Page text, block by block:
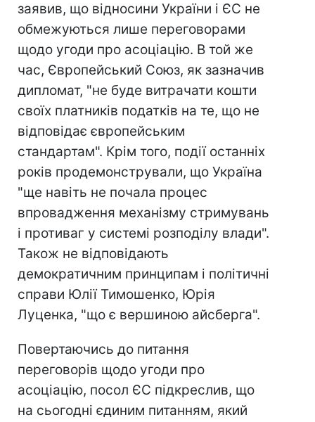
заявив, що відносини України і ЄС не
обмежуються лише переговорами
щодо угоди про асоціацію. В той же
час, Європейський Союз, як зазначив
дипломат, "не буде витрачати кошти
своїх платників податків на те, що не
відповідає європейським
стандартам". Крім того, події останніх
років продемонстрували, що Україна
"ще навіть не почала процес
впровадження механізму стримувань
і противаг у системі розподілу влади".
Також не відповідають
демократичним принципам і політичні
справи Юлії Тимошенко, Юрія
Луценка, "що є вершиною айсберга".
Повертаючись до питання
переговорів щодо угоди про
асоціацію, посол ЄС підкреслив, що
на сьогодні єдиним питанням, який